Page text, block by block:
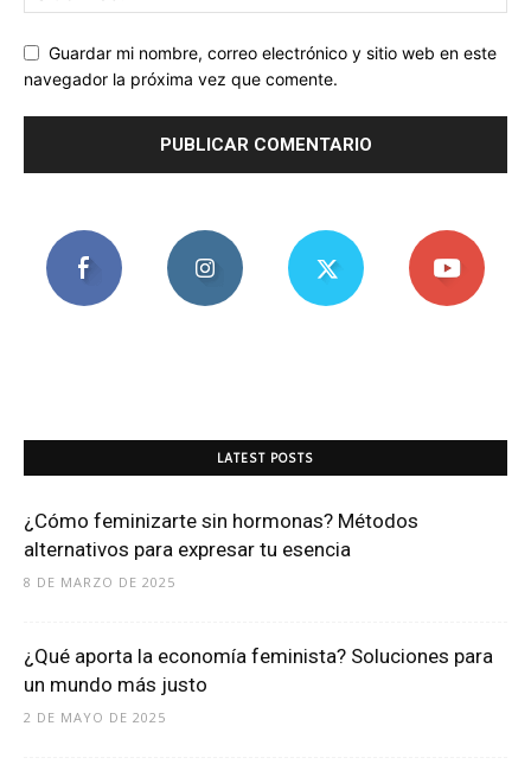
Guardar mi nombre, correo electrónico y sitio web en este
navegador la próxima vez que comente.
LATEST POSTS
¿Cómo feminizarte sin hormonas? Métodos
alternativos para expresar tu esencia
8 DE MARZO DE 2025
¿Qué aporta la economía feminista? Soluciones para
un mundo más justo
2 DE MAYO DE 2025